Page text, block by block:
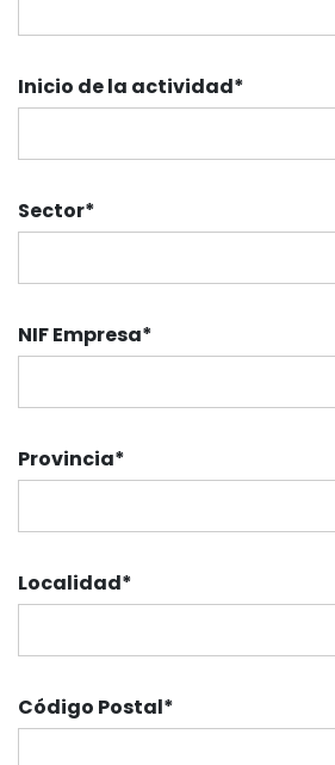
Inicio de la actividad*
Sector*
NIF Empresa*
Provincia*
Localidad*
Código Postal*